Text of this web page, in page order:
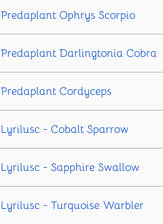
Predaplant Ophrys Scorpio
Predaplant Darlingtonia Cobra
Predaplant Cordyceps
Lyrilusc - Cobalt Sparrow
Lyrilusc - Sapphire Swallow
Lyrilusc - Turquoise Warbler